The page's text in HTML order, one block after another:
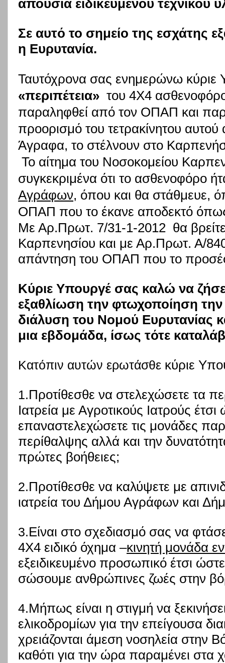
απουσία ειδικευμένου τεχνικού
Σε αυτό το σημείο της εσχάτης
η Ευρυτανία.
Ταυτόχρονα σας ενημερώνω κύριε
«περιπέτεια» του 4Χ4
παραληφθεί από τον ΟΠΑΠ και
προορισμό του τετρακίνητου αυτού
Άγραφα, το στέλνουν στο
Το αίτημα του Νοσοκομείου
συγκεκριμένα ότι το ασθενοφόρο
Αγράφων, όπου και θα στάθμευε,
ΟΠΑΠ που το έκανε αποδεκτό
Με Αρ.Πρωτ. 7/31-1-2012 θα βρείτε
Καρπενησίου και με Αρ.Πρωτ. Α/
απάντηση του ΟΠΑΠ που το
Κύριε Υπουργέ σας καλώ να
εξαθλίωση την φτωχοποίηση την
διάλυση του Νομού Ευρυτανίας
μια εβδομάδα, ίσως τότε
Κατόπιν αυτών ερωτάσθε κύριε
1.Προτίθεσθε να στελεχώσετε τα
Ιατρεία με Αγροτικούς Ιατρούς
επαναστελεχώσετε τις μονάδες
περίθαλψης αλλά και την
πρώτες βοήθειες;
2.Προτίθεσθε να καλύψετε με
ιατρεία του Δήμου Αγράφων και
3.Είναι στο σχεδιασμό σας να
4Χ4 ειδικό όχημα –κινητή μονάδα
εξειδικευμένο προσωπικό έτσι
σώσουμε ανθρώπινες ζωές στην
4.Μήπως είναι η στιγμή να
ελικοδρομίων για την επείγουσα
χρειάζονται άμεση νοσηλεία στην
καθότι για την ώρα παραμένει στα